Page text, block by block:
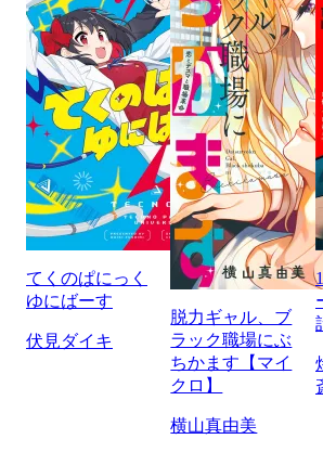
てくのぱにっく
ゆにばーす
伏見ダイキ
脱力ギャル、ブ
ラック職場にぶ
ちかます【マイ
クロ】
横山真由美